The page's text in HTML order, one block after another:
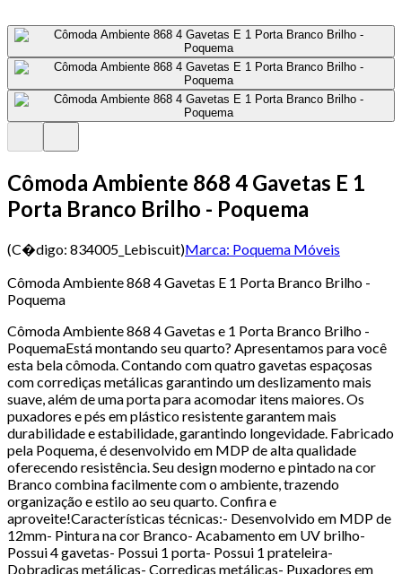
Cômoda Ambiente 868 4 Gavetas E 1
Porta Branco Brilho - Poquema
(C�digo: 834005_Lebiscuit)Marca: Poquema Móveis
Cômoda Ambiente 868 4 Gavetas E 1 Porta Branco Brilho -
Poquema
Cômoda Ambiente 868 4 Gavetas e 1 Porta Branco Brilho -
PoquemaEstá montando seu quarto? Apresentamos para você
esta bela cômoda. Contando com quatro gavetas espaçosas
com corrediças metálicas garantindo um deslizamento mais
suave, além de uma porta para acomodar itens maiores. Os
puxadores e pés em plástico resistente garantem mais
durabilidade e estabilidade, garantindo longevidade. Fabricado
pela Poquema, é desenvolvido em MDP de alta qualidade
oferecendo resistência. Seu design moderno e pintado na cor
Branco combina facilmente com o ambiente, trazendo
organização e estilo ao seu quarto. Confira e
aproveite!Características técnicas:- Desenvolvido em MDP de
12mm- Pintura na cor Branco- Acabamento em UV brilho-
Possui 4 gavetas- Possui 1 porta- Possui 1 prateleira-
Dobradiças metálicas- Corrediças metálicas- Puxadores em